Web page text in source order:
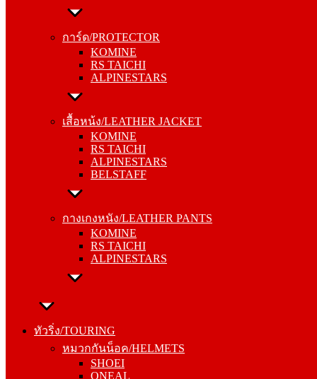
การ์ด/PROTECTOR
KOMINE
RS TAICHI
ALPINESTARS
เสื้อหน้ง/LEATHER JACKET
KOMINE
RS TAICHI
ALPINESTARS
BELSTAFF
กางเกงหนัง/LEATHER PANTS
KOMINE
RS TAICHI
ALPINESTARS
ทัวริ่ง/TOURING
หมวกกันน็อค/HELMETS
SHOEI
ONEAL
การ์ด/PROTECTOR
RS TAICHI
ALPINESTARS
เสื้อหน้ง/LEATHER JACKET
RS TAICHI
ALPINESTARS
BELSTAFF
กางเกงหนัง/LEATHER PANTS
RS TAICHI
ALPINESTARS
ทัวริ่ง/TOURING
SHOEI
ONEAL